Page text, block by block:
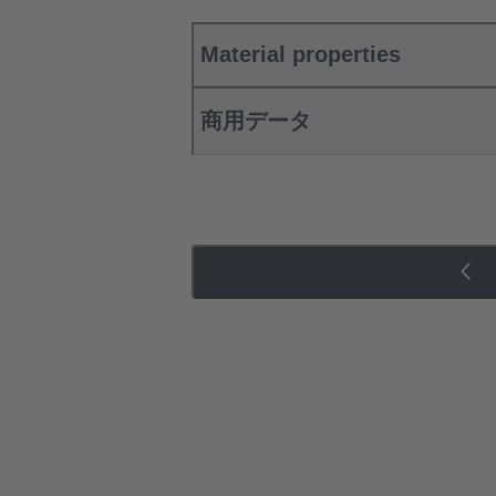
Material properties
商用データ